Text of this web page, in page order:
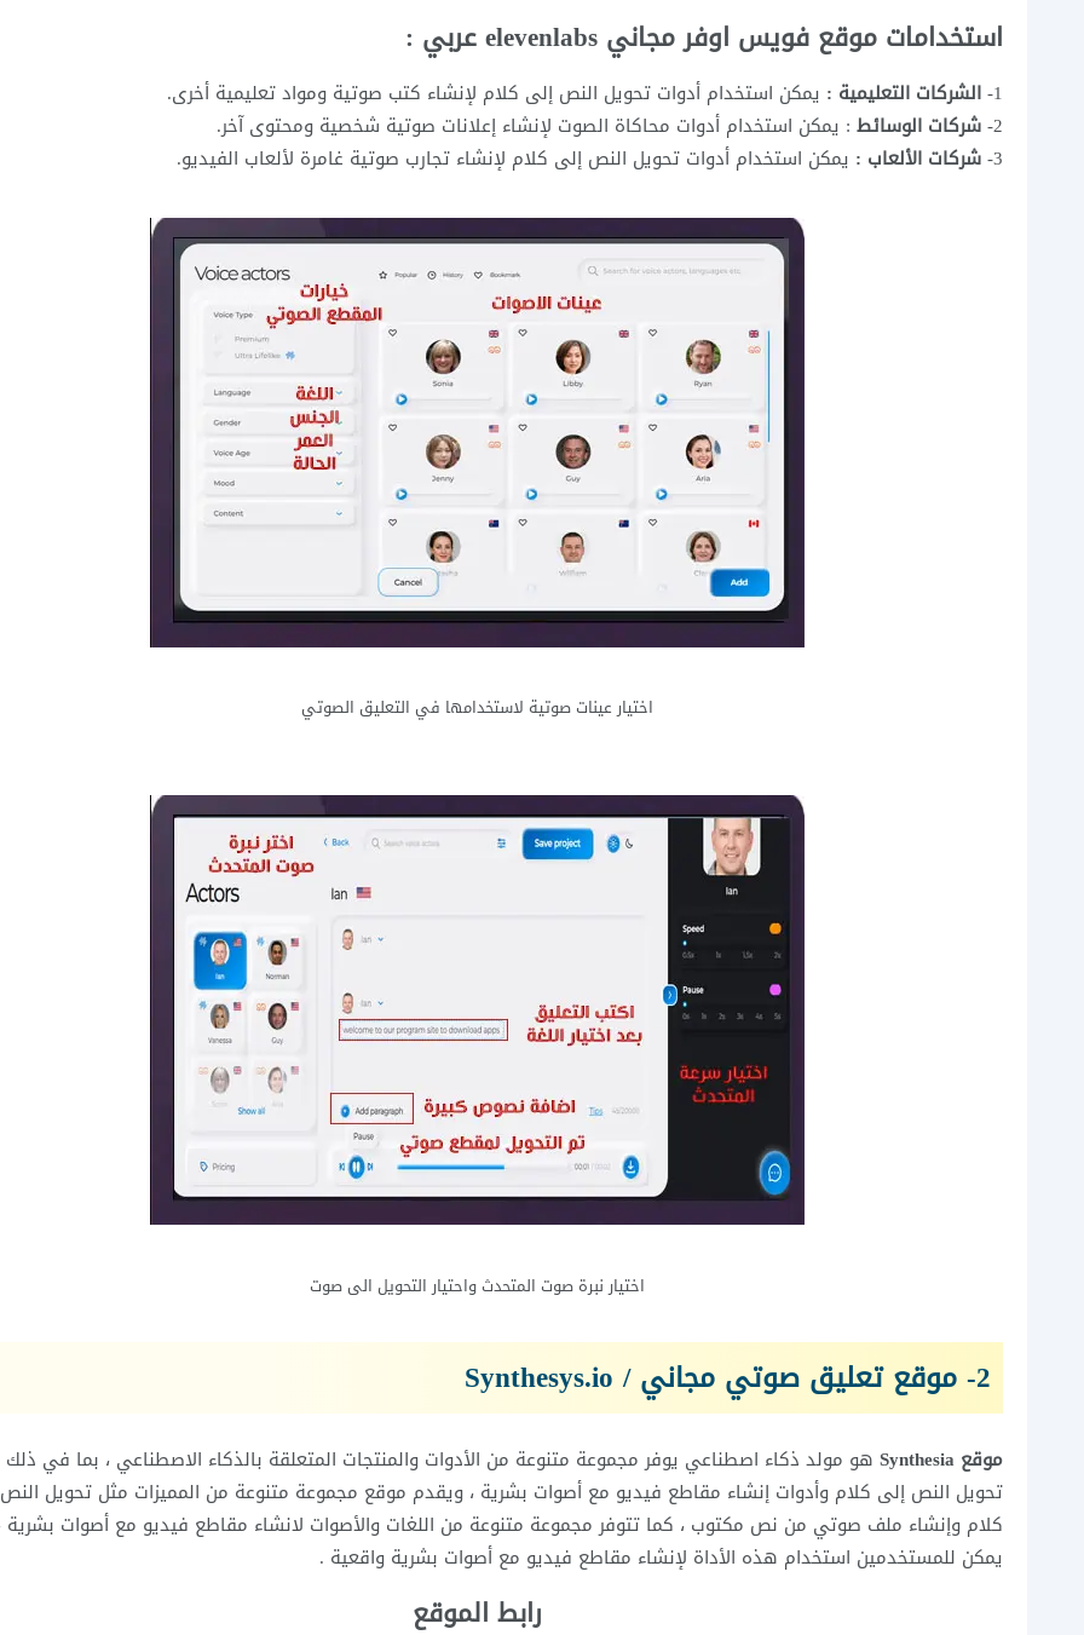
استخدامات موقع فويس اوفر مجاني elevenlabs عربي :
1- الشركات التعليمية : يمكن استخدام أدوات تحويل النص إلى كلام لإنشاء كتب صوتية ومواد تعليمية أخرى.
2- شركات الوسائط : يمكن استخدام أدوات محاكاة الصوت لإنشاء إعلانات صوتية شخصية ومحتوى آخر.
3- شركات الألعاب : يمكن استخدام أدوات تحويل النص إلى كلام لإنشاء تجارب صوتية غامرة لألعاب الفيديو.
اختيار عينات صوتية لاستخدامها في التعليق الصوتي
اختيار نبرة صوت المتحدث واحتيار التحويل الى صوت
2- موقع تعليق صوتي مجاني / Synthesys.io
موقع Synthesia
هو مولد ذكاء اصطناعي يوفر مجموعة متنوعة من الأدوات والمنتجات المتعلقة بالذكاء الاصطناعي ، بما في ذلك
تحويل النص إلى كلام وأدوات إنشاء مقاطع فيديو مع أصوات بشرية ، ويقدم موقع مجموعة متنوعة من المميزات مثل تحويل
كلام وإنشاء ملف صوتي من نص مكتوب ، كما تتوفر مجموعة متنوعة من اللغات والأصوات لانشاء مقاطع فيديو مع أصوات بشرية
يمكن للمستخدمين استخدام هذه الأداة لإنشاء مقاطع فيديو مع أصوات بشرية واقعية .
رابط الموقع